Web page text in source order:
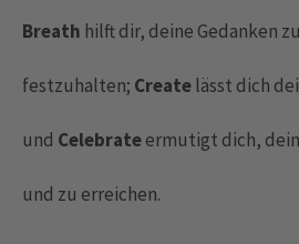
Breath hilft dir, deine Gedanken
festzuhalten; Createlässt dich
und Celebrateermutigt dich,
und zu erreichen.